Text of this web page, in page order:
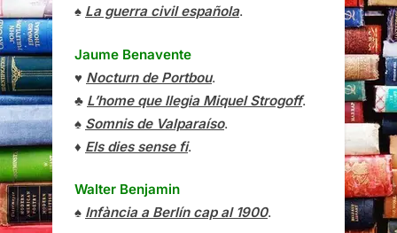
♠ La guerra civil española.
Jaume Benavente
♥ Nocturn de Portbou.
♣ L’home que llegia Miquel Strogoff.
♠ Somnis de Valparaíso.
♦ Els dies sense fi.
Walter Benjamin
♠ Infància a Berlín cap al 1900.